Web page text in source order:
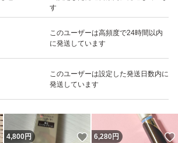
す
このユーザーは高頻度で24時間以内
に発送しています
このユーザーは設定した発送日数内に
発送しています
いいね！
4,800
いいね！
4,800円 いいね！
6,280円